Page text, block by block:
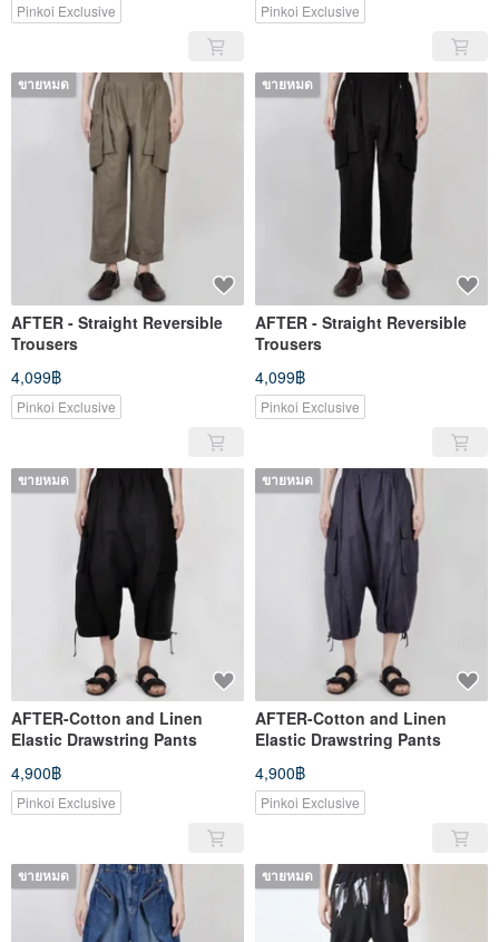
Pinkoi Exclusive Pinkoi Exclusive
ขายหมด
AFTER - Straight Reversible
Trousers
4,099฿
Pinkoi Exclusive
ขายหมด
AFTER - Straight Reversible
Trousers
4,099฿
Pinkoi Exclusive
ขายหมด
AFTER-Cotton and Linen
Elastic Drawstring Pants
4,900฿
Pinkoi Exclusive
ขายหมด
AFTER-Cotton and Linen
Elastic Drawstring Pants
4,900฿
Pinkoi Exclusive
ขายหมด ขายหมด